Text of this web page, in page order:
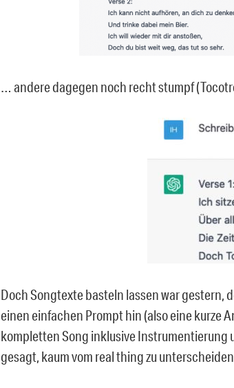
… andere dagegen noch recht stumpf
Doch Songtexte basteln lassen war gestern,
einen einfachen Prompt hin (also eine kurze
kompletten Song inklusive Instrumentierung
gesagt, kaum vom real thing zu